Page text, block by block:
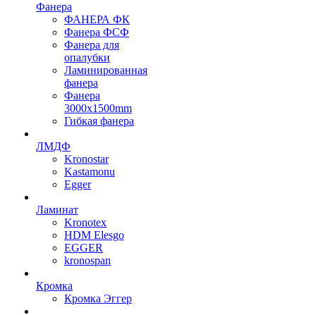
Фанера
ФАНЕРА ФК
Фанера ФСФ
Фанера для
опалубки
Ламинированная
фанера
Фанера
3000х1500mm
Гибкая фанера
ЛМДФ
Kronostar
Kastamonu
Egger
Ламинат
Kronotex
HDM Elesgo
EGGER
kronospan
Кромка
Кромка Эггер